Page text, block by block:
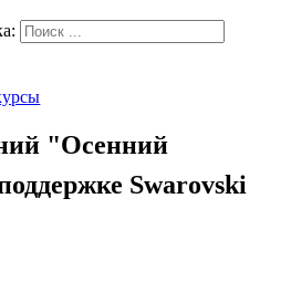
"Осенний
Swarovski